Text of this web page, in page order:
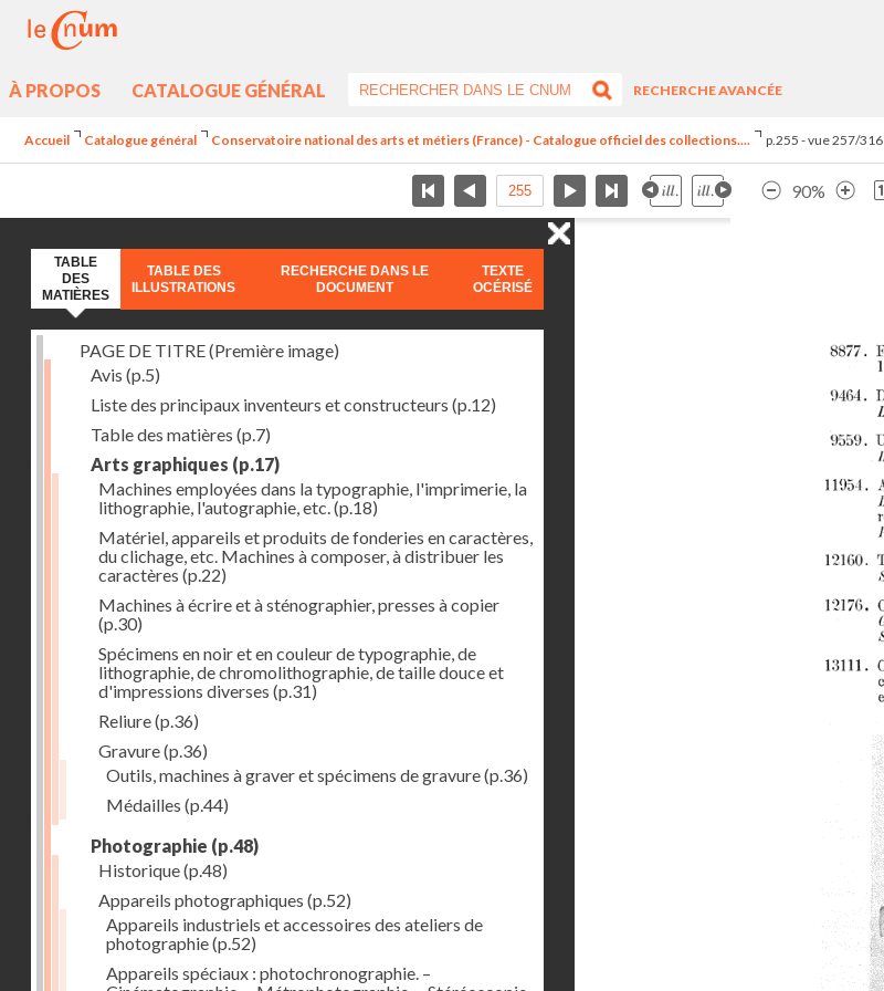
À PROPOS CATALOGUE GÉNÉRAL
RECHERCHE AVANCÉE
Accueil Catalogue général Conservatoire national des arts et métiers (France) - Catalogue officiel des collections.... p.255 - vue 257/316
90%
TABLE
DES
MATIÈRES
TABLE DES
ILLUSTRATIONS
RECHERCHE DANS LE
DOCUMENT
TEXTE
OCÉRISÉ
PAGE DE TITRE (Première image)
Avis (p.5)
Liste des principaux inventeurs et constructeurs (p.12)
Table des matières (p.7)
Arts graphiques (p.17)
Machines employées dans la typographie, l'imprimerie, la
lithographie, l'autographie, etc.(p.18)
Matériel, appareils et produits de fonderies en caractères,
du clichage, etc. Machines à composer, à distribuer les
caractères (p.22)
Machines à écrire et à sténographier, presses à copier
(p.30)
Spécimens en noir et en couleur de typographie, de
lithographie, de chromolithographie, de taille douce et
d'impressions diverses (p.31)
Reliure(p.36)
Gravure(p.36)
Outils, machines à graver et spécimens de gravure(p.36)
Médailles (p.44)
Photographie (p.48)
Historique(p.48)
Appareils photographiques (p.52)
Appareils industriels et accessoires des ateliers de
photographie(p.52)
Appareils spéciaux : photochronographie. –